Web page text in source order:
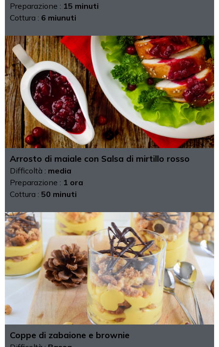
Preparazione : 15 minuti
Cottura : 6 miunuti
Arrosto di maiale con Salsa di mirtillo rosso
Difficoltà : media
Preparazione : 1 ora
Cottura : 50 minuti
Coppe di zabaione e brownie